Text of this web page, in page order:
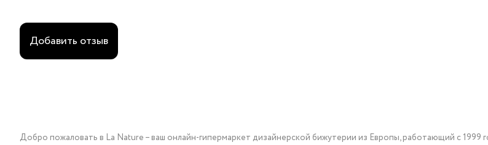
Добавить отзыв
Добро пожаловать в La Nature – ваш онлайн-гипермаркет дизайнерской бижутерии из Европы, работающий с